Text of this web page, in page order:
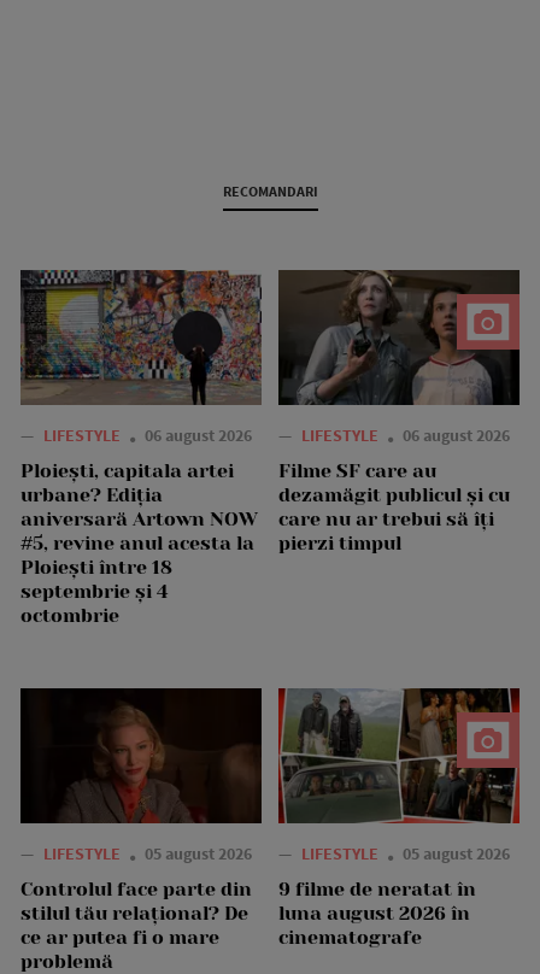
RECOMANDARI
— LIFESTYLE 06 august 2026
Ploiești, capitala artei
urbane? Ediția
aniversară Artown NOW
#5, revine anul acesta la
Ploiești între 18
septembrie și 4
octombrie
— LIFESTYLE 06 august 2026
Filme SF care au
dezamăgit publicul și cu
care nu ar trebui să îți
pierzi timpul
— LIFESTYLE 05 august 2026
Controlul face parte din
stilul tău relațional? De
ce ar putea fi o mare
problemă
— LIFESTYLE 05 august 2026
9 filme de neratat în
luna august 2026 în
cinematografe